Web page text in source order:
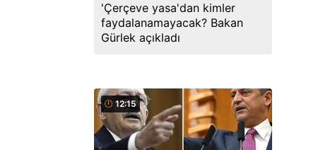
'Çerçeve yasa'dan kimler
faydalanamayacak? Bakan
Gürlek açıkladı
12:15